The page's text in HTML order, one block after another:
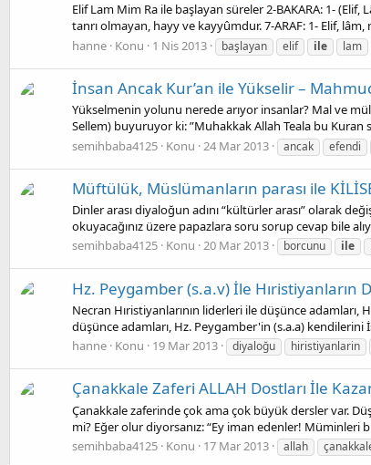
Elif Lam Mim Ra ile başlayan süreler 2-BAKARA: 1-
tanrı olmayan, hayy ve kayyûmdur. 7-ARAF: 1- Elif, lâm,
hanne Konu 1 Nis 2013 başlayan elif ile lam
İnsan Ancak Kur’an ile Yükselir –
Yükselmenin yolunu nerede arıyor insanlar? Mal ve
Sellem) buyuruyor ki: ”Muhakkak Allah Teala bu Kuran
semihbaba4125 Konu 24 Mar 2013 ancak efendi
Müftülük, Müslümanların parası ile
Dinler arası diyaloğun adını “kültürler arası” olarak
okuyacağınız üzere papazlara soru sorup cevap bile
semihbaba4125 Konu 20 Mar 2013 borcunu ile
Hz. Peygamber (s.a.v) İle Hıristiyanların
Necran Hıristiyanlarının liderleri ile düşünce
düşünce adamları, Hz. Peygamber'in (s.a.a) kendilerini
hanne Konu 19 Mar 2013 diyaloğu hiristiyanlarin
Çanakkale Zaferi ALLAH Dostları İle
Çanakkale zaferinde çok ama çok büyük dersler var.
mi? Eğer olur diyorsanız: “Ey iman edenler! Müminleri
semihbaba4125 Konu 17 Mar 2013 allah